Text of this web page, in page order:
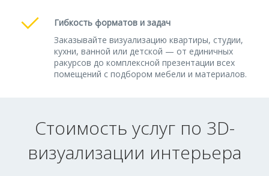
Гибкость форматов и задач
Заказывайте визуализацию квартиры, студии,
кухни, ванной или детской — от единичных
ракурсов до комплексной презентации всех
помещений с подбором мебели и материалов.
Стоимость услуг по 3D-
визуализации интерьера